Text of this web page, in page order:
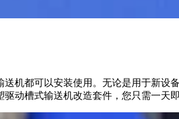
机都可以安装使用。无论是用于新设
动槽式输送机改造套件，您只需一天